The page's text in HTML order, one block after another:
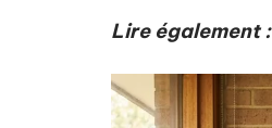
Lire également :